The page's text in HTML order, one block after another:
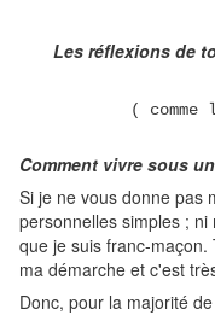
Les réflexions de
(
Comment vivre sous
Si je ne vous donne pas
personnelles simples ;
que je suis franc-
ma démarche et c'est
Donc, pour la majorité